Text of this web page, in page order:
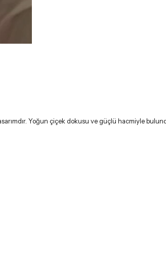
Yoğun çiçek dokusu ve güçlü hacmiyle